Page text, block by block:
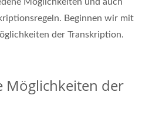
Beginnen wir mit
der Transkription.
Möglichkeiten der